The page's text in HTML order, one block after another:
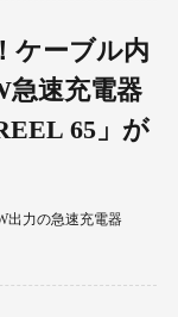
ケーブル内
急速充電器
65」が
出力の急速充電器